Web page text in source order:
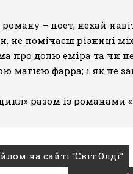
– поет, нехай
не помічаєш різниці
про долю еміра та
магією фарра; і як не
разом із романами
на сайті “Світ Олді”